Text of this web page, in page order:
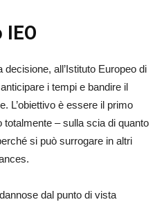
IEO
all’Istituto Europeo di
i tempi e bandire il
L’obiettivo è essere il primo
totalmente – sulla scia di quanto
si può surrogare in altri
dal punto di vista